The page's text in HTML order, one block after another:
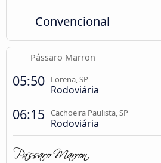
Convencional
Pássaro Marron
05:50 Lorena, SP
Rodoviária
06:15 Cachoeira Paulista, SP
Rodoviária